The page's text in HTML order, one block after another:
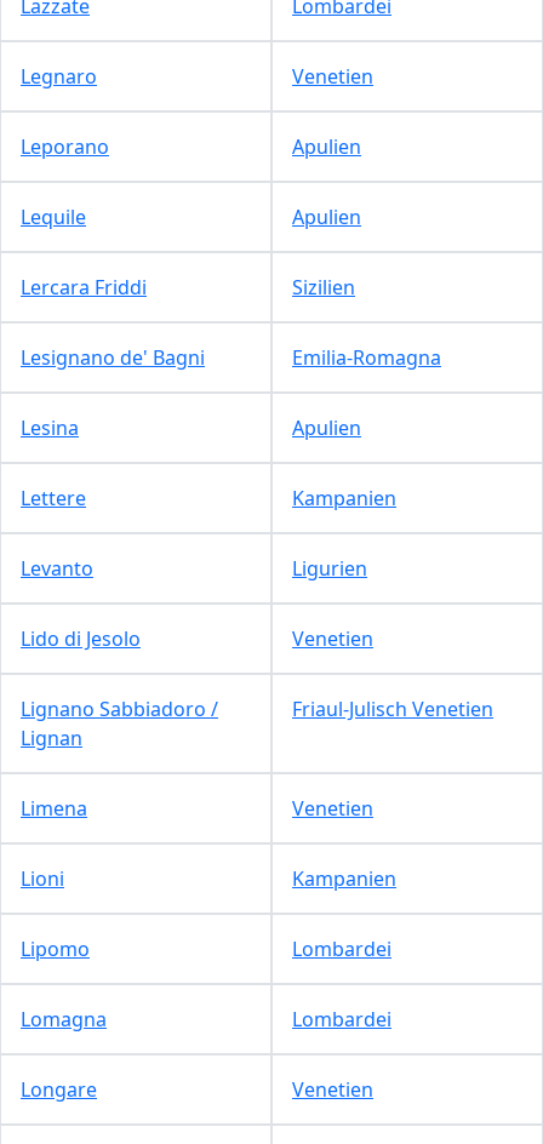
Lazzate Lombardei
Legnaro Venetien
Leporano Apulien
Lequile Apulien
Lercara Friddi Sizilien
Lesignano de' Bagni Emilia-Romagna
Lesina Apulien
Lettere Kampanien
Levanto Ligurien
Lido di Jesolo Venetien
Lignano Sabbiadoro /
Lignan
Friaul-Julisch Venetien
Limena Venetien
Lioni Kampanien
Lipomo Lombardei
Lomagna Lombardei
Longare Venetien